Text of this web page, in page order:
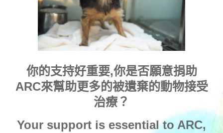
你的支持好重要,你是否願意捐助
ARC來幫助更多的被遺棄的動物接受
治療？
Your support is essential to ARC,